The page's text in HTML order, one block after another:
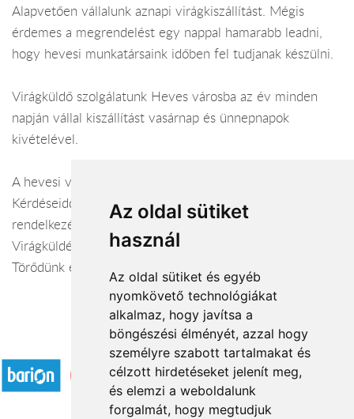
Az oldal sütiket
használ
Az oldal sütiket és egyéb
nyomkövető technológiákat
alkalmaz, hogy javítsa a
böngészési élményét, azzal hogy
személyre szabott tartalmakat és
célzott hirdetéseket jelenít meg,
és elemzi a weboldalunk
forgalmát, hogy megtudjuk
Alapvetően vállalunk aznapi virágkiszállítást. Mégis
érdemes a megrendelést egy nappal hamarabb leadni,
hogy hevesi munkatársaink időben fel tudjanak készülni.
Virágküldő szolgálatunk Heves városba az év minden
napján vállal kiszállítást vasárnap és ünnepnapok
kivételével.
A hevesi virágüzlet webáruháza:
Kérdéseiddel kapcsolatban örömmel állunk
rendelkezésedre.
Virágküldés Heves
Törődünk egymással
Elfogadott fizetési módok